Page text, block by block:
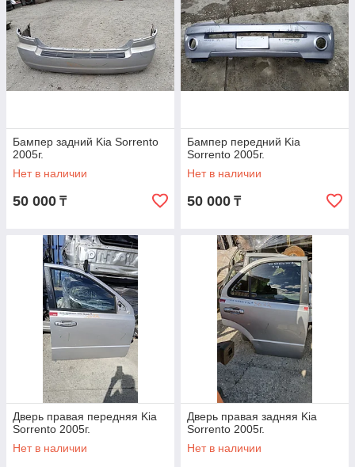
Бампер задний Kia Sorrento
2005г.
Нет в наличии
50 000 ₸
Бампер передний Kia
Sorrento 2005г.
Нет в наличии
50 000 ₸
Дверь правая передняя Kia
Sorrento 2005г.
Нет в наличии
Дверь правая задняя Kia
Sorrento 2005г.
Нет в наличии